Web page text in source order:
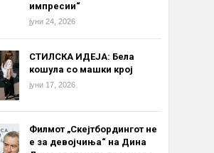
импресии“
јуни 24, 2026
СТИЛСКА ИДЕЈА: Бела
кошула со машки крој
јуни 17, 2026
Филмот „Скејтбордингот не
е за девојчиња“ на Дина